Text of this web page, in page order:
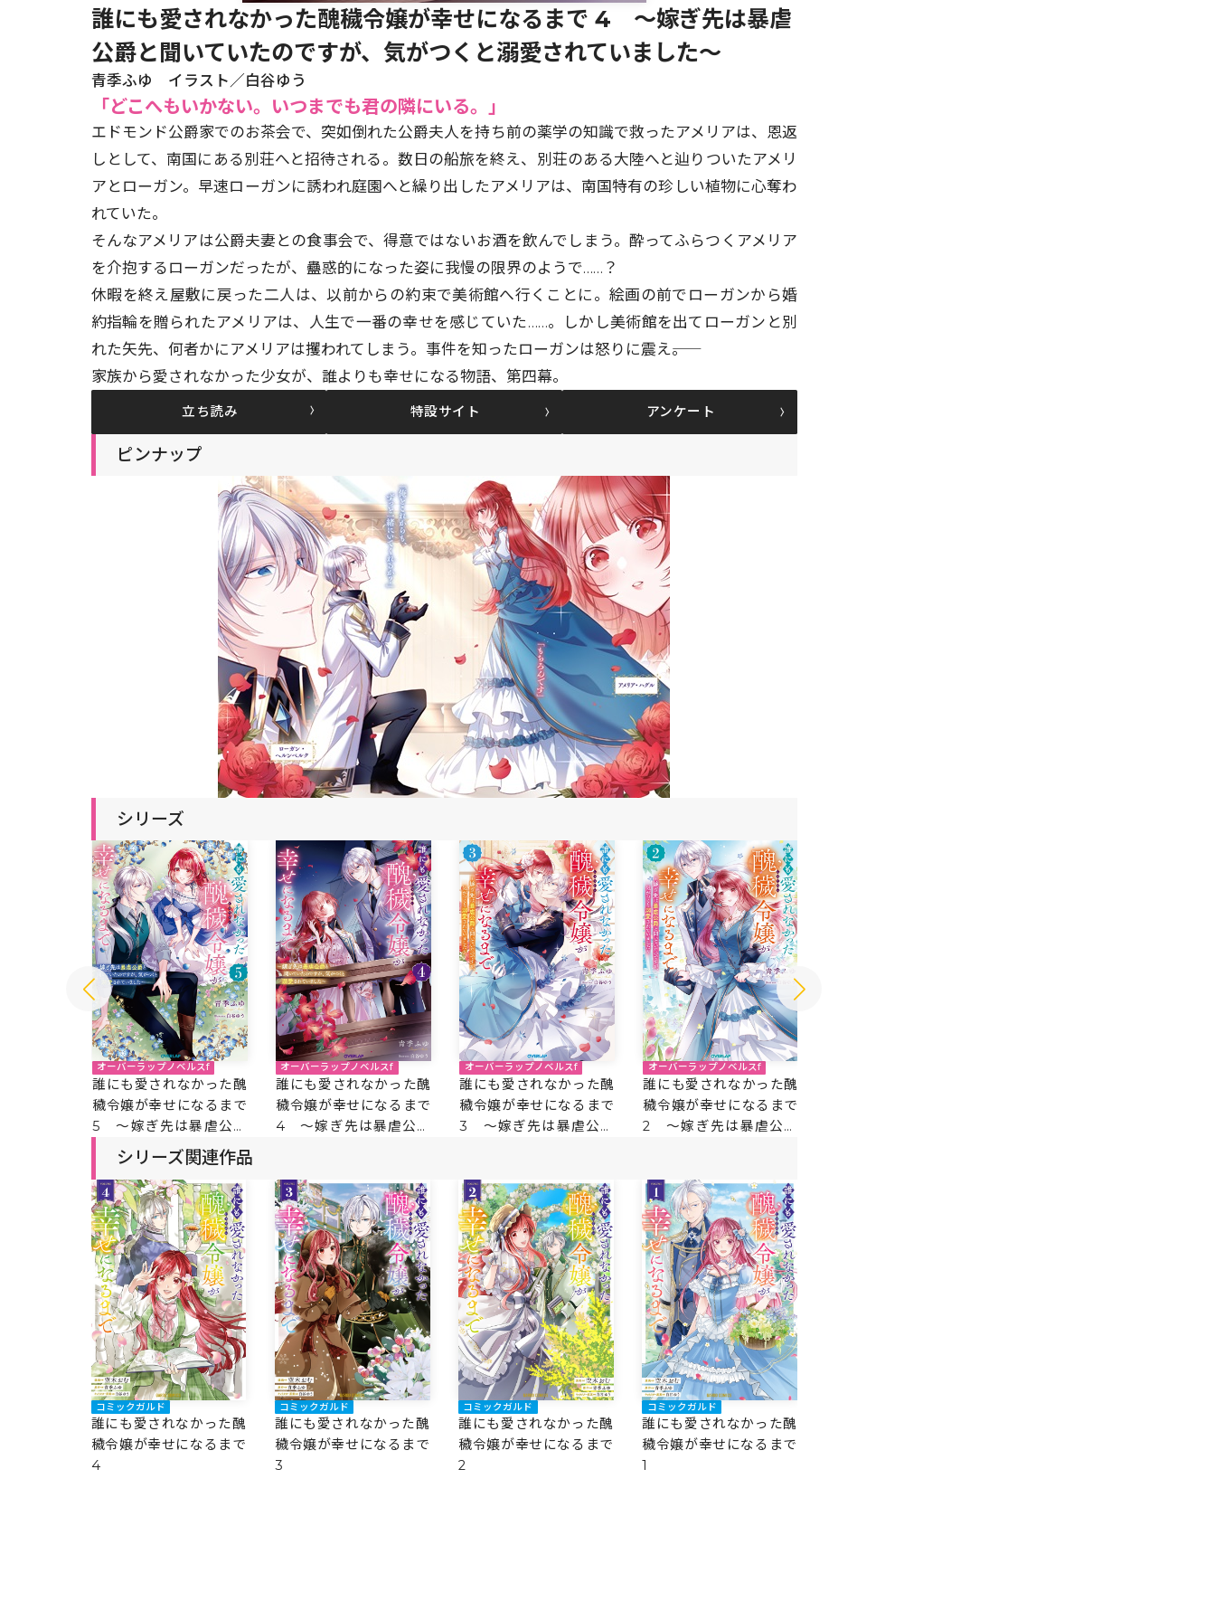
誰にも愛されなかった醜穢令嬢が幸せになるまで 4 ～嫁ぎ先は暴虐
公爵と聞いていたのですが、気がつくと溺愛されていました～
青季ふゆ イラスト／白谷ゆう
「どこへもいかない。いつまでも君の隣にいる。」
エドモンド公爵家でのお茶会で、突如倒れた公爵夫人を持ち前の薬学の知識で救ったアメリアは、恩返
しとして、南国にある別荘へと招待される。数日の船旅を終え、別荘のある大陸へと辿りついたアメリ
アとローガン。早速ローガンに誘われ庭園へと繰り出したアメリアは、南国特有の珍しい植物に心奪わ
れていた。
そんなアメリアは公爵夫妻との食事会で、得意ではないお酒を飲んでしまう。酔ってふらつくアメリア
を介抱するローガンだったが、蠱惑的になった姿に我慢の限界のようで……？
休暇を終え屋敷に戻った二人は、以前からの約束で美術館へ行くことに。絵画の前でローガンから婚
約指輪を贈られたアメリアは、人生で一番の幸せを感じていた……。しかし美術館を出てローガンと別
れた矢先、何者かにアメリアは攫われてしまう。事件を知ったローガンは怒りに震え――。
家族から愛されなかった少女が、誰よりも幸せになる物語、第四幕。
立ち読み 特設サイト アンケート
ピンナップ
シリーズ
オーバーラップノベルスf
誰にも愛されなかった醜
穢令嬢が幸せになるまで
5 ～嫁ぎ先は暴虐公爵
と聞いていたのですが、
気がつくと溺愛されてい
ました～
オーバーラップノベルスf
誰にも愛されなかった醜
穢令嬢が幸せになるまで
4 ～嫁ぎ先は暴虐公爵
ました～
オーバーラップノベルスf
誰にも愛されなかった醜
穢令嬢が幸せになるまで
3 ～嫁ぎ先は暴虐公爵
ました～
オーバーラップノベルスf
誰にも愛されなかった醜
穢令嬢が幸せになるまで
2 ～嫁ぎ先は暴虐公爵
ました～
シリーズ関連作品
コミックガルド
誰にも愛されなかった醜
穢令嬢が幸せになるまで
4
コミックガルド
誰にも愛されなかった醜
穢令嬢が幸せになるまで
3
コミックガルド
誰にも愛されなかった醜
穢令嬢が幸せになるまで
2
コミックガルド
誰にも愛されなかった醜
穢令嬢が幸せになるまで
1